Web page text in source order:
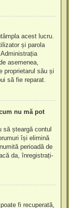
acest lucru.
și parola
asemenea,
proprietarul său și
să fie reparat.
nu mă pot
șteargă contul
își elimină
perioadă de
da, înregistrați-
fi recuperată,